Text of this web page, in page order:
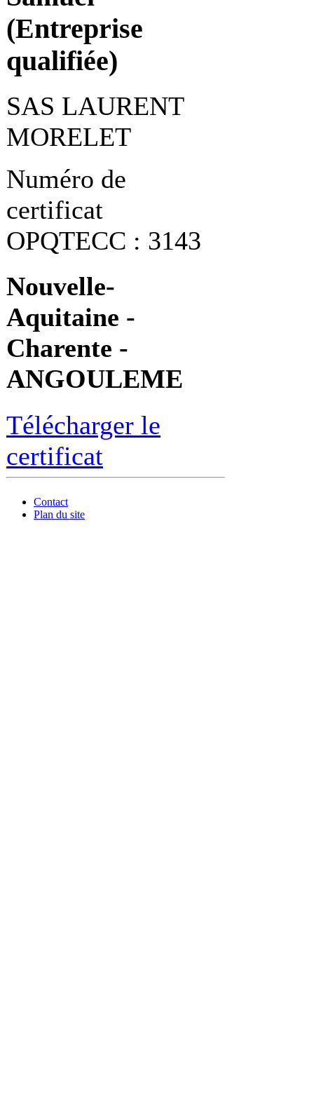
(Entreprise
qualifiée)
SAS LAURENT
MORELET
Numéro de
certificat
OPQTECC : 3143
Nouvelle-
Aquitaine -
Charente -
ANGOULEME
Télécharger le
certificat
Contact
Plan du site